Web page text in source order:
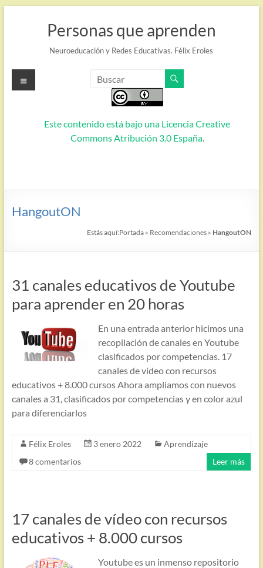
Personas que aprenden
Neuroeducación y Redes Educativas. Félix Eroles
Este contenido está bajo una Licencia Creative
Commons Atribución 3.0 España.
Menú
HangoutON
Estás aquí:Portada » Recomendaciones » HangoutON
31 canales educativos de Youtube
para aprender en 20 horas
En una entrada anterior hicimos una
recopilación de canales en Youtube
clasificados por competencias. 17
canales de vídeo con recursos
educativos + 8.000 cursos Ahora ampliamos con nuevos
canales a 31, clasificados por competencias y en color azul
para diferenciarlos
Félix Eroles 3 enero 2022
Aprendizaje
8 comentarios
Leer más
17 canales de vídeo con recursos
educativos + 8.000 cursos
Youtube es un inmenso repositorio